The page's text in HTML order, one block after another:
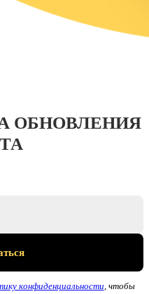
ОБНОВЛЕНИЯ
конфиденциальности , чтобы